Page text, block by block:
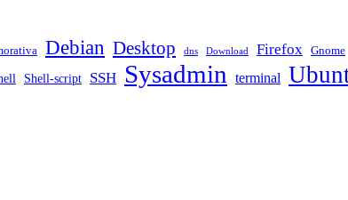
Debian Desktop dns Download Firefox Gnome
Shell-script SSH Sysadmin terminal